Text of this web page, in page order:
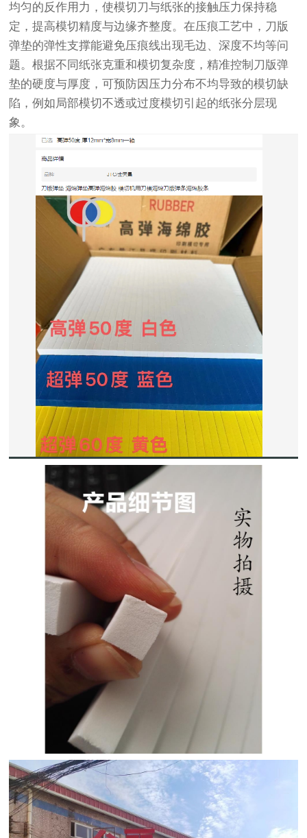
均匀的反作用力，使模切刀与纸张的接触压力保持稳
定，提高模切精度与边缘齐整度。在压痕工艺中，刀版
弹垫的弹性支撑能避免压痕线出现毛边、深度不均等问
题。根据不同纸张克重和模切复杂度，精准控制刀版弹
垫的硬度与厚度，可预防因压力分布不均导致的模切缺
陷，例如局部模切不透或过度模切引起的纸张分层现
象。